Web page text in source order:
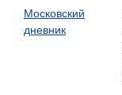
Московский
дневник